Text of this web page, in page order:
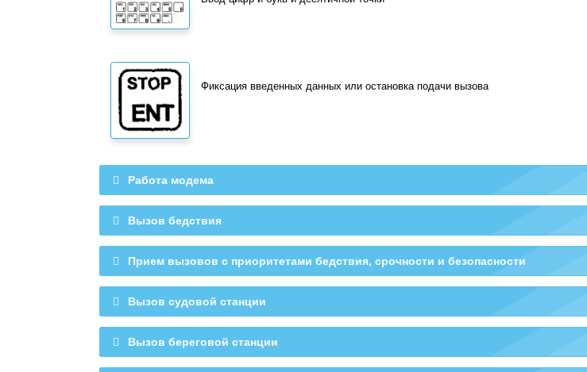
Фиксация введенных данных или остановка подачи вызова
Работа модема
Работа модема
Вызов бедствия
Вызов бедствия
Прием вызовов с приоритетами бедствия, срочности и безопасности
Прием вызовов с приоритетами бедствия, срочности и безопасности
Вызов судовой станции
Вызов судовой станции
Вызов береговой станции
Вызов береговой станции